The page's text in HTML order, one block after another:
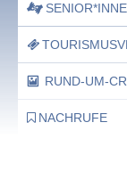
RUND-UM-
NACHRUFE